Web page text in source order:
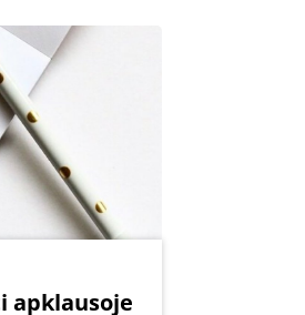
apklausoje